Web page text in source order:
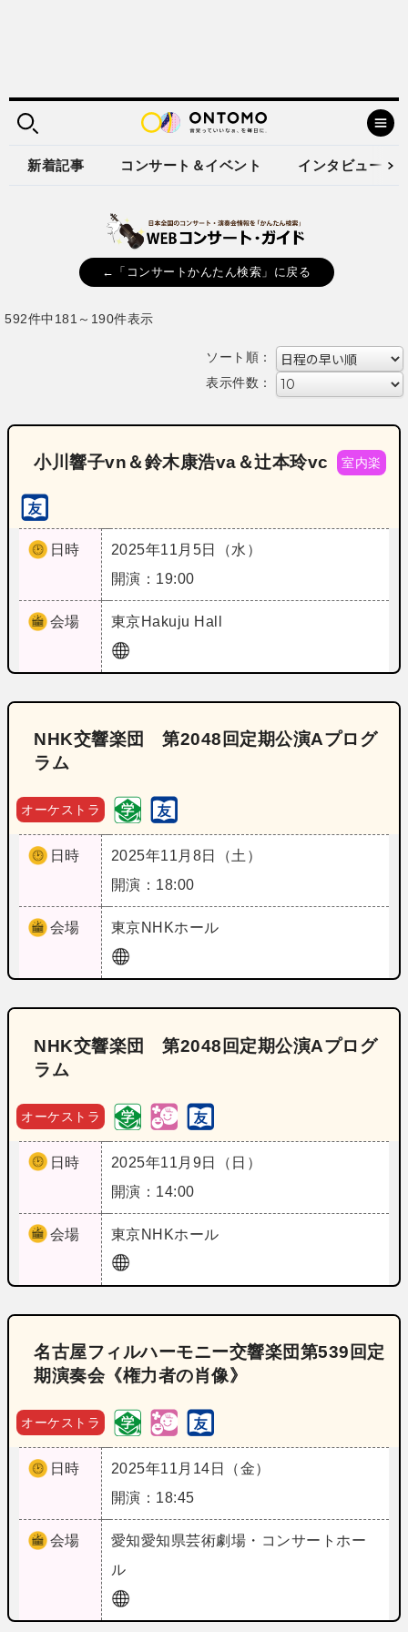
新着記事 コンサート＆イベント インタビュー
←「コンサートかんたん検索」に戻る
592件中181～190件表示
ソート順：
表示件数：
小川響子vn＆鈴木康浩va＆辻本玲vc 室内楽
日時
2025年11月5日（水）
開演：19:00
会場 東京Hakuju Hall
NHK交響楽団 第2048回定期公演Aプログ
ラム
オーケストラ
日時
2025年11月8日（土）
開演：18:00
会場 東京NHKホール
NHK交響楽団 第2048回定期公演Aプログ
ラム
オーケストラ
日時
2025年11月9日（日）
開演：14:00
会場 東京NHKホール
名古屋フィルハーモニー交響楽団第539回定
期演奏会《権力者の肖像》
オーケストラ
日時
2025年11月14日（金）
開演：18:45
会場 愛知愛知県芸術劇場・コンサートホー
ル